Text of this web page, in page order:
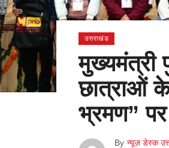
उत्तराखंड
मुख्यमंत्री
छात्राओं
भ्रमण” पर
By न्यूज़ डेस्क